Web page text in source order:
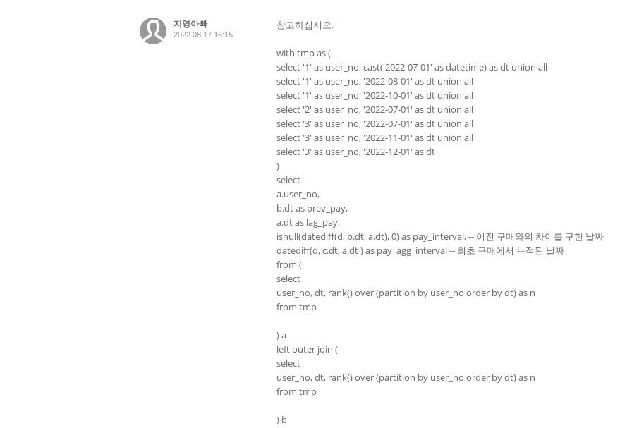
지영아빠
2022.08.17 16:15
참고하십시오.
with tmp as (
select '1' as user_no, cast('2022-07-01' as datetime) as dt union all
select '1' as user_no, '2022-08-01' as dt union all
select '1' as user_no, '2022-10-01' as dt union all
select '2' as user_no, '2022-07-01' as dt union all
select '3' as user_no, '2022-07-01' as dt union all
select '3' as user_no, '2022-11-01' as dt union all
select '3' as user_no, '2022-12-01' as dt
)
select
a.user_no,
b.dt as prev_pay,
a.dt as lag_pay,
isnull(datediff(d, b.dt, a.dt), 0) as pay_interval, -- 이전 구매와의 차이를 구한 날짜
datediff(d, c.dt, a.dt ) as pay_agg_interval -- 최초 구매에서 누적된 날짜
from (
select
user_no, dt, rank() over (partition by user_no order by dt) as n
from tmp
) a
left outer join (
select
user_no, dt, rank() over (partition by user_no order by dt) as n
from tmp
) b